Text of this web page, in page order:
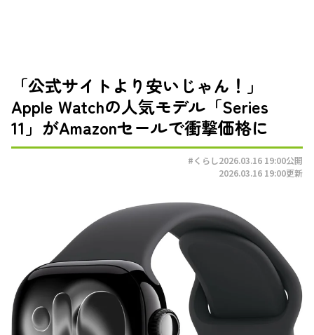
「公式サイトより安いじゃん！」
Apple Watchの人気モデル「Series
11」がAmazonセールで衝撃価格に
#くらし2026.03.16 19:00公開
2026.03.16 19:00更新